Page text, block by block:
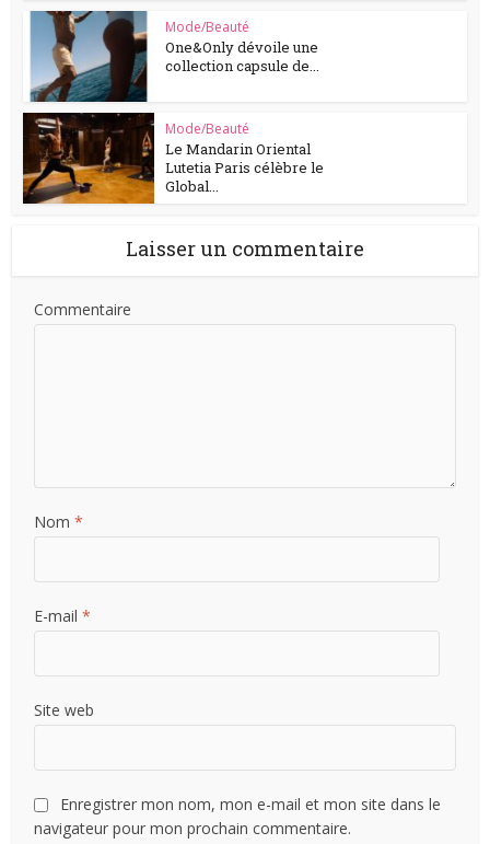
Mode/Beauté
One&Only dévoile une
collection capsule de...
Mode/Beauté
Le Mandarin Oriental
Lutetia Paris célèbre le
Global...
Laisser un commentaire
Commentaire
Nom*
E-mail*
Site web
Enregistrer mon nom, mon e-mail et mon site dans le
navigateur pour mon prochain commentaire.